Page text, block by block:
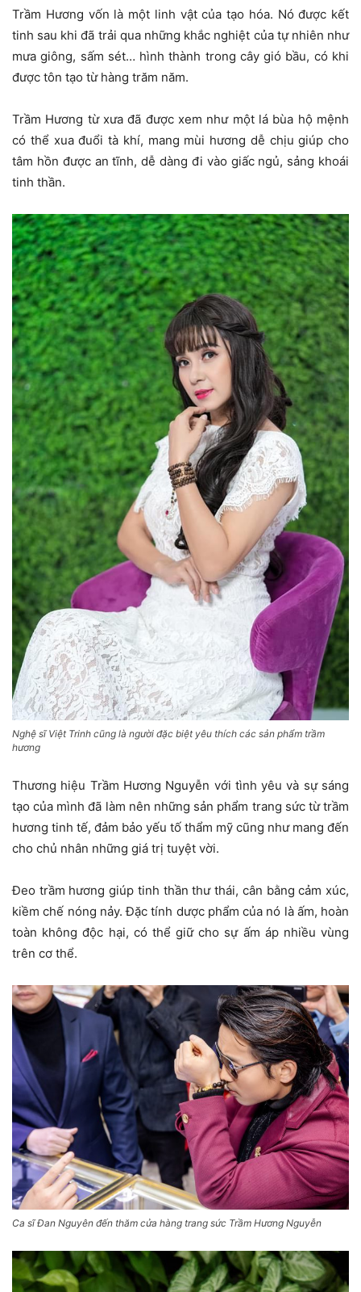
Trầm Hương vốn là một linh vật của tạo hóa. Nó được kết
tinh sau khi đã trải qua những khắc nghiệt của tự nhiên như
mưa giông, sấm sét… hình thành trong cây gió bầu, có khi
được tôn tạo từ hàng trăm năm.
Trầm Hương từ xưa đã được xem như một lá bùa hộ mệnh
có thể xua đuổi tà khí, mang mùi hương dễ chịu giúp cho
tâm hồn được an tĩnh, dễ dàng đi vào giấc ngủ, sảng khoái
tinh thần.
Nghệ sĩ Việt Trinh cũng là người đặc biệt yêu thích các sản phẩm trầm
hương
Thương hiệu Trầm Hương Nguyễn với tình yêu và sự sáng
tạo của mình đã làm nên những sản phẩm trang sức từ trầm
hương tinh tế, đảm bảo yếu tố thẩm mỹ cũng như mang đến
cho chủ nhân những giá trị tuyệt vời.
Đeo trầm hương giúp tinh thần thư thái, cân bằng cảm xúc,
kiềm chế nóng nảy. Đặc tính dược phẩm của nó là ấm, hoàn
toàn không độc hại, có thể giữ cho sự ấm áp nhiều vùng
trên cơ thể.
Ca sĩ Đan Nguyên đến thăm cửa hàng trang sức Trầm Hương Nguyễn